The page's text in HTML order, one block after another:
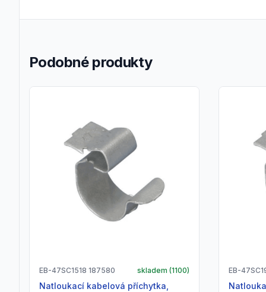
Podobné produkty
EB-47SC1518 187580 skladem (1100)
Natloukací kabelová příchytka,
EB-
natloukací kabelová příchytka,